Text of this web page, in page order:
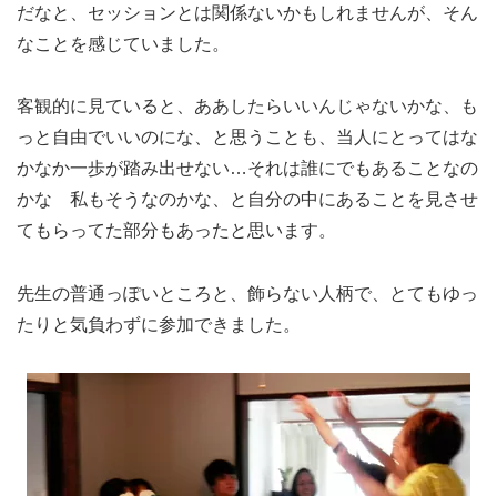
だなと、セッションとは関係ないかもしれませんが、そん
なことを感じていました。
客観的に見ていると、ああしたらいいんじゃないかな、も
っと自由でいいのにな、と思うことも、当人にとってはな
かなか一歩が踏み出せない…それは誰にでもあることなの
かな 私もそうなのかな、と自分の中にあることを見させ
てもらってた部分もあったと思います。
先生の普通っぽいところと、飾らない人柄で、とてもゆっ
たりと気負わずに参加できました。